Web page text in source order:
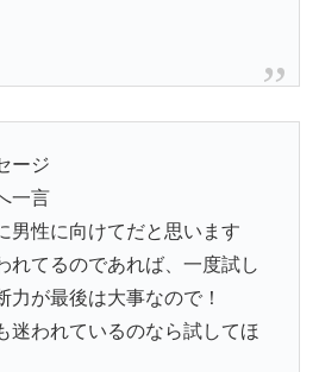
ージ
一言
男性に向けてだと思います
れてるのであれば、一度試し
力が最後は大事なので！
迷われているのなら試してほ